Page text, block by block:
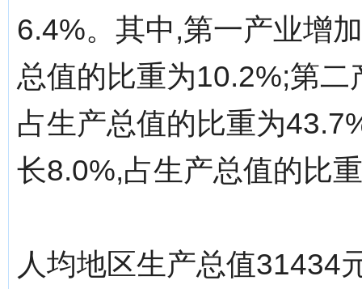
6.4%。其中,第一产业增
总值的比重为10.2%;第
占生产总值的比重为
长8.0%,占生产总值的比
人均地区生产总值31434